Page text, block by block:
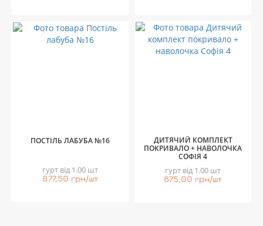
ПОСТІЛЬ ЛАБУБА №16
гурт від 1.00 шт
877,50 грн/шт
ДИТЯЧИЙ КОМПЛЕКТ
ПОКРИВАЛО + НАВОЛОЧКА
СОФІЯ 4
гурт від 1.00 шт
675,00 грн/шт